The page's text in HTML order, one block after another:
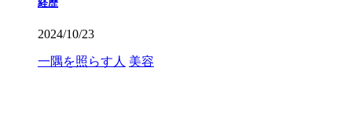
経歴
2024/10/23
一隅を照らす人 美容